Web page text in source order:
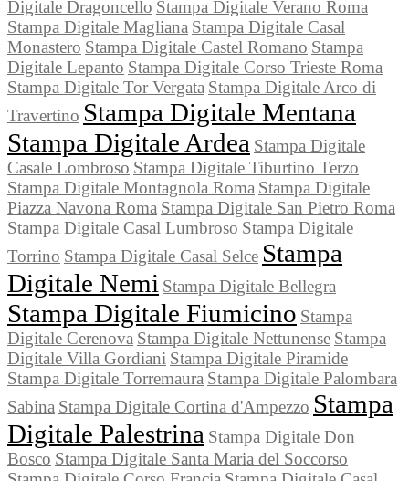
Digitale Dragoncello Stampa Digitale Verano Roma
Stampa Digitale Magliana Stampa Digitale Casal
Monastero Stampa Digitale Castel Romano Stampa
Digitale Lepanto Stampa Digitale Corso Trieste Roma
Stampa Digitale Tor Vergata Stampa Digitale Arco di
Travertino Stampa Digitale Mentana
Stampa Digitale Ardea Stampa Digitale
Casale Lombroso Stampa Digitale Tiburtino Terzo
Stampa Digitale Montagnola Roma Stampa Digitale
Piazza Navona Roma Stampa Digitale San Pietro Roma
Stampa Digitale Casal Lumbroso Stampa Digitale
Torrino Stampa Digitale Casal Selce Stampa
Digitale Nemi Stampa Digitale Bellegra
Stampa Digitale Fiumicino Stampa
Digitale Cerenova Stampa Digitale Nettunense Stampa
Digitale Villa Gordiani Stampa Digitale Piramide
Stampa Digitale Torremaura Stampa Digitale Palombara
Sabina Stampa Digitale Cortina d'Ampezzo Stampa
Digitale Palestrina Stampa Digitale Don
Bosco Stampa Digitale Santa Maria del Soccorso